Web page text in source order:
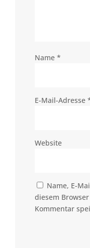
Name *
E-Mail-Adresse
Website
Name, E-
diesem
Kommentar